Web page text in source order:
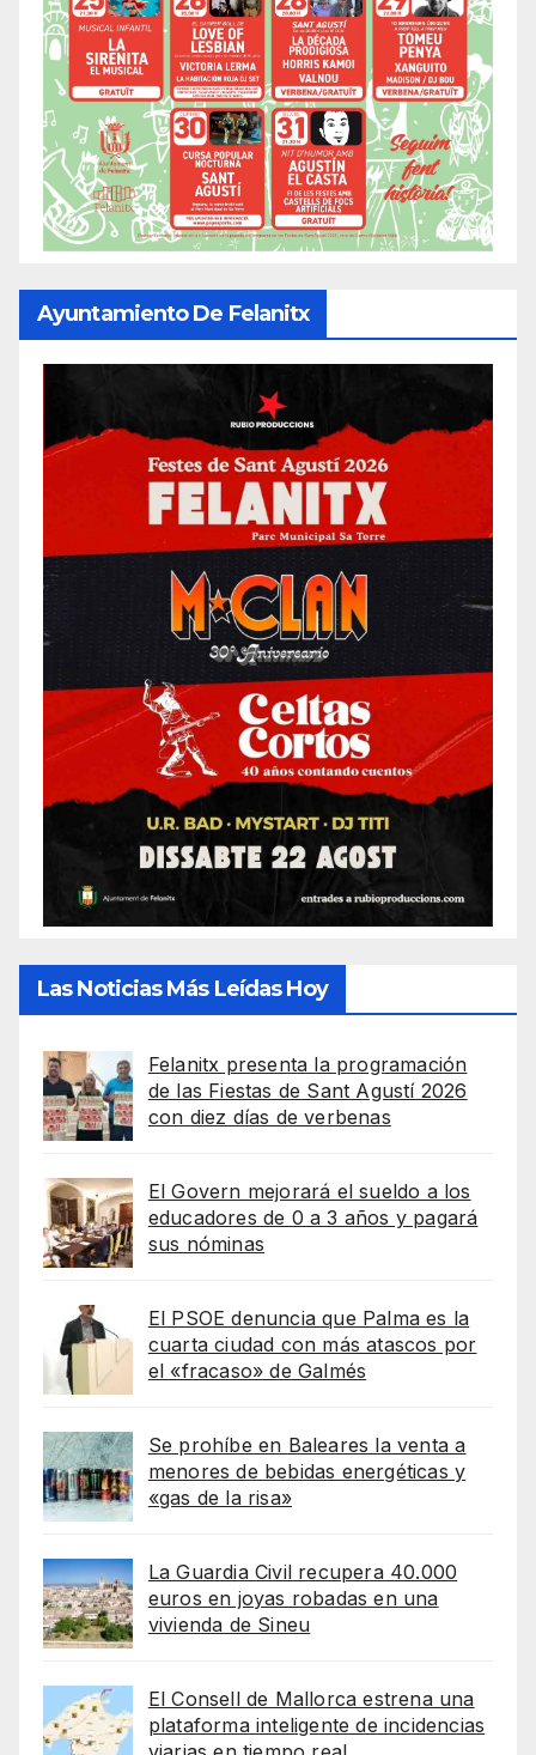
Ayuntamiento De Felanitx
Las Noticias Más Leídas Hoy
Felanitx presenta la programación
de las Fiestas de Sant Agustí 2026
con diez días de verbenas
El Govern mejorará el sueldo a los
educadores de 0 a 3 años y pagará
sus nóminas
El PSOE denuncia que Palma es la
cuarta ciudad con más atascos por
el «fracaso» de Galmés
Se prohíbe en Baleares la venta a
menores de bebidas energéticas y
«gas de la risa»
La Guardia Civil recupera 40.000
euros en joyas robadas en una
vivienda de Sineu
El Consell de Mallorca estrena una
plataforma inteligente de incidencias